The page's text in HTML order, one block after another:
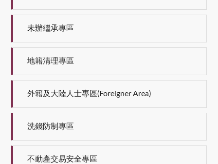
未辦繼承專區
地籍清理專區
外籍及大陸人士專區(Foreigner Area)
洗錢防制專區
不動產交易安全專區